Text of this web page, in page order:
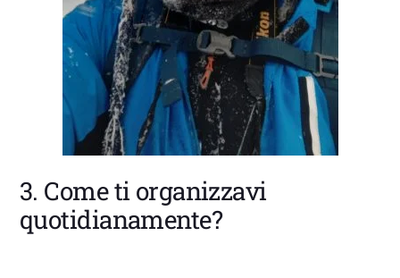
3. Come ti organizzavi
quotidianamente?